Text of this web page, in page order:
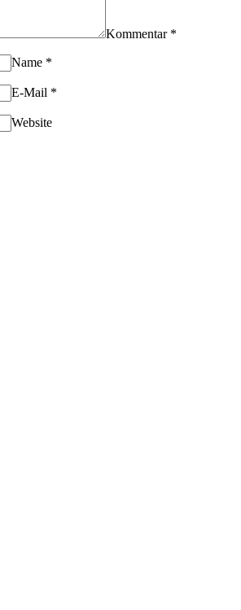
Kommentar *
Name *
E-Mail *
Website